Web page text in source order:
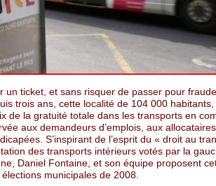
un ticket, et sans risquer de passer pour
trois ans, cette localité de 104 000 habitants,
de la gratuité totale dans les transports en
aux demandeurs d’emplois, aux
S’inspirant de l’esprit du « droit au
des transports intérieurs votés par la
Daniel Fontaine, et son équipe proposent
municipales de 2008.